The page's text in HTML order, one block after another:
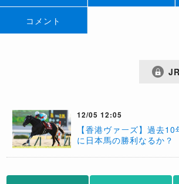
コメント
12/05 12:05
【香港ヴァーズ】過去
に日本馬の勝利なるか？